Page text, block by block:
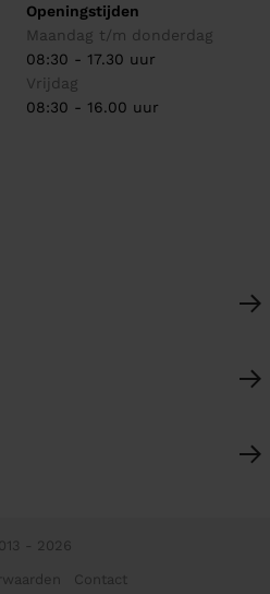
Openingstijden
Maandag t/m donderdag
08:30 - 17.30 uur
Vrijdag
08:30 - 16.00 uur
- 2026
Contact